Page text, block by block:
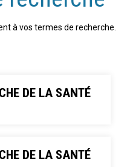
à vos termes de recherche.
DE LA SANTÉ
DE LA SANTÉ